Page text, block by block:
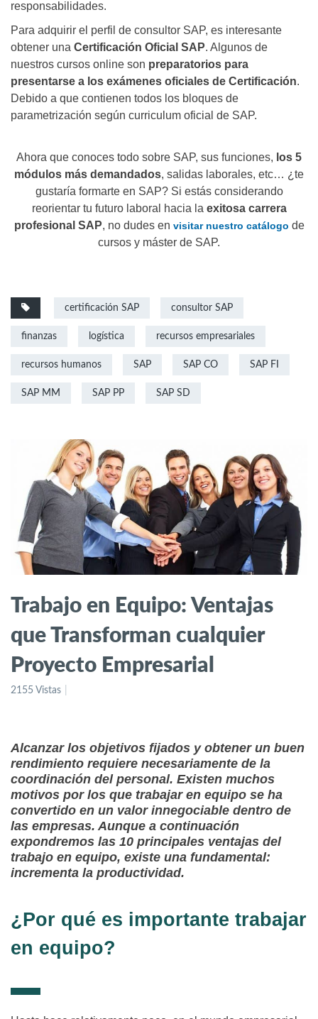
responsabilidades.
Para adquirir el perfil de consultor SAP, es interesante
obtener una Certificación Oficial SAP. Algunos de
nuestros cursos online son preparatorios para
presentarse a los exámenes oficiales de Certificación.
Debido a que contienen todos los bloques de
parametrización según curriculum oficial de SAP.
Ahora que conoces todo sobre SAP, sus funciones, los 5
módulos más demandados, salidas laborales, etc… ¿te
gustaría formarte en SAP? Si estás considerando
reorientar tu futuro laboral hacia la exitosa carrera
profesional SAP, no dudes en visitar nuestro catálogo de
cursos y máster de SAP.
certificación SAP consultor SAP
finanzas logística recursos empresariales
recursos humanos SAP SAP CO SAP FI
SAP MM SAP PP SAP SD
Trabajo en Equipo: Ventajas
que Transforman cualquier
Proyecto Empresarial
2155 Vistas
Alcanzar los objetivos fijados y obtener un buen
rendimiento requiere necesariamente de la
coordinación del personal. Existen muchos
motivos por los que trabajar en equipo se ha
convertido en un valor innegociable dentro de
las empresas. Aunque a continuación
expondremos las 10 principales ventajas del
trabajo en equipo, existe una fundamental:
incrementa la productividad.
¿Por qué es importante trabajar
en equipo?